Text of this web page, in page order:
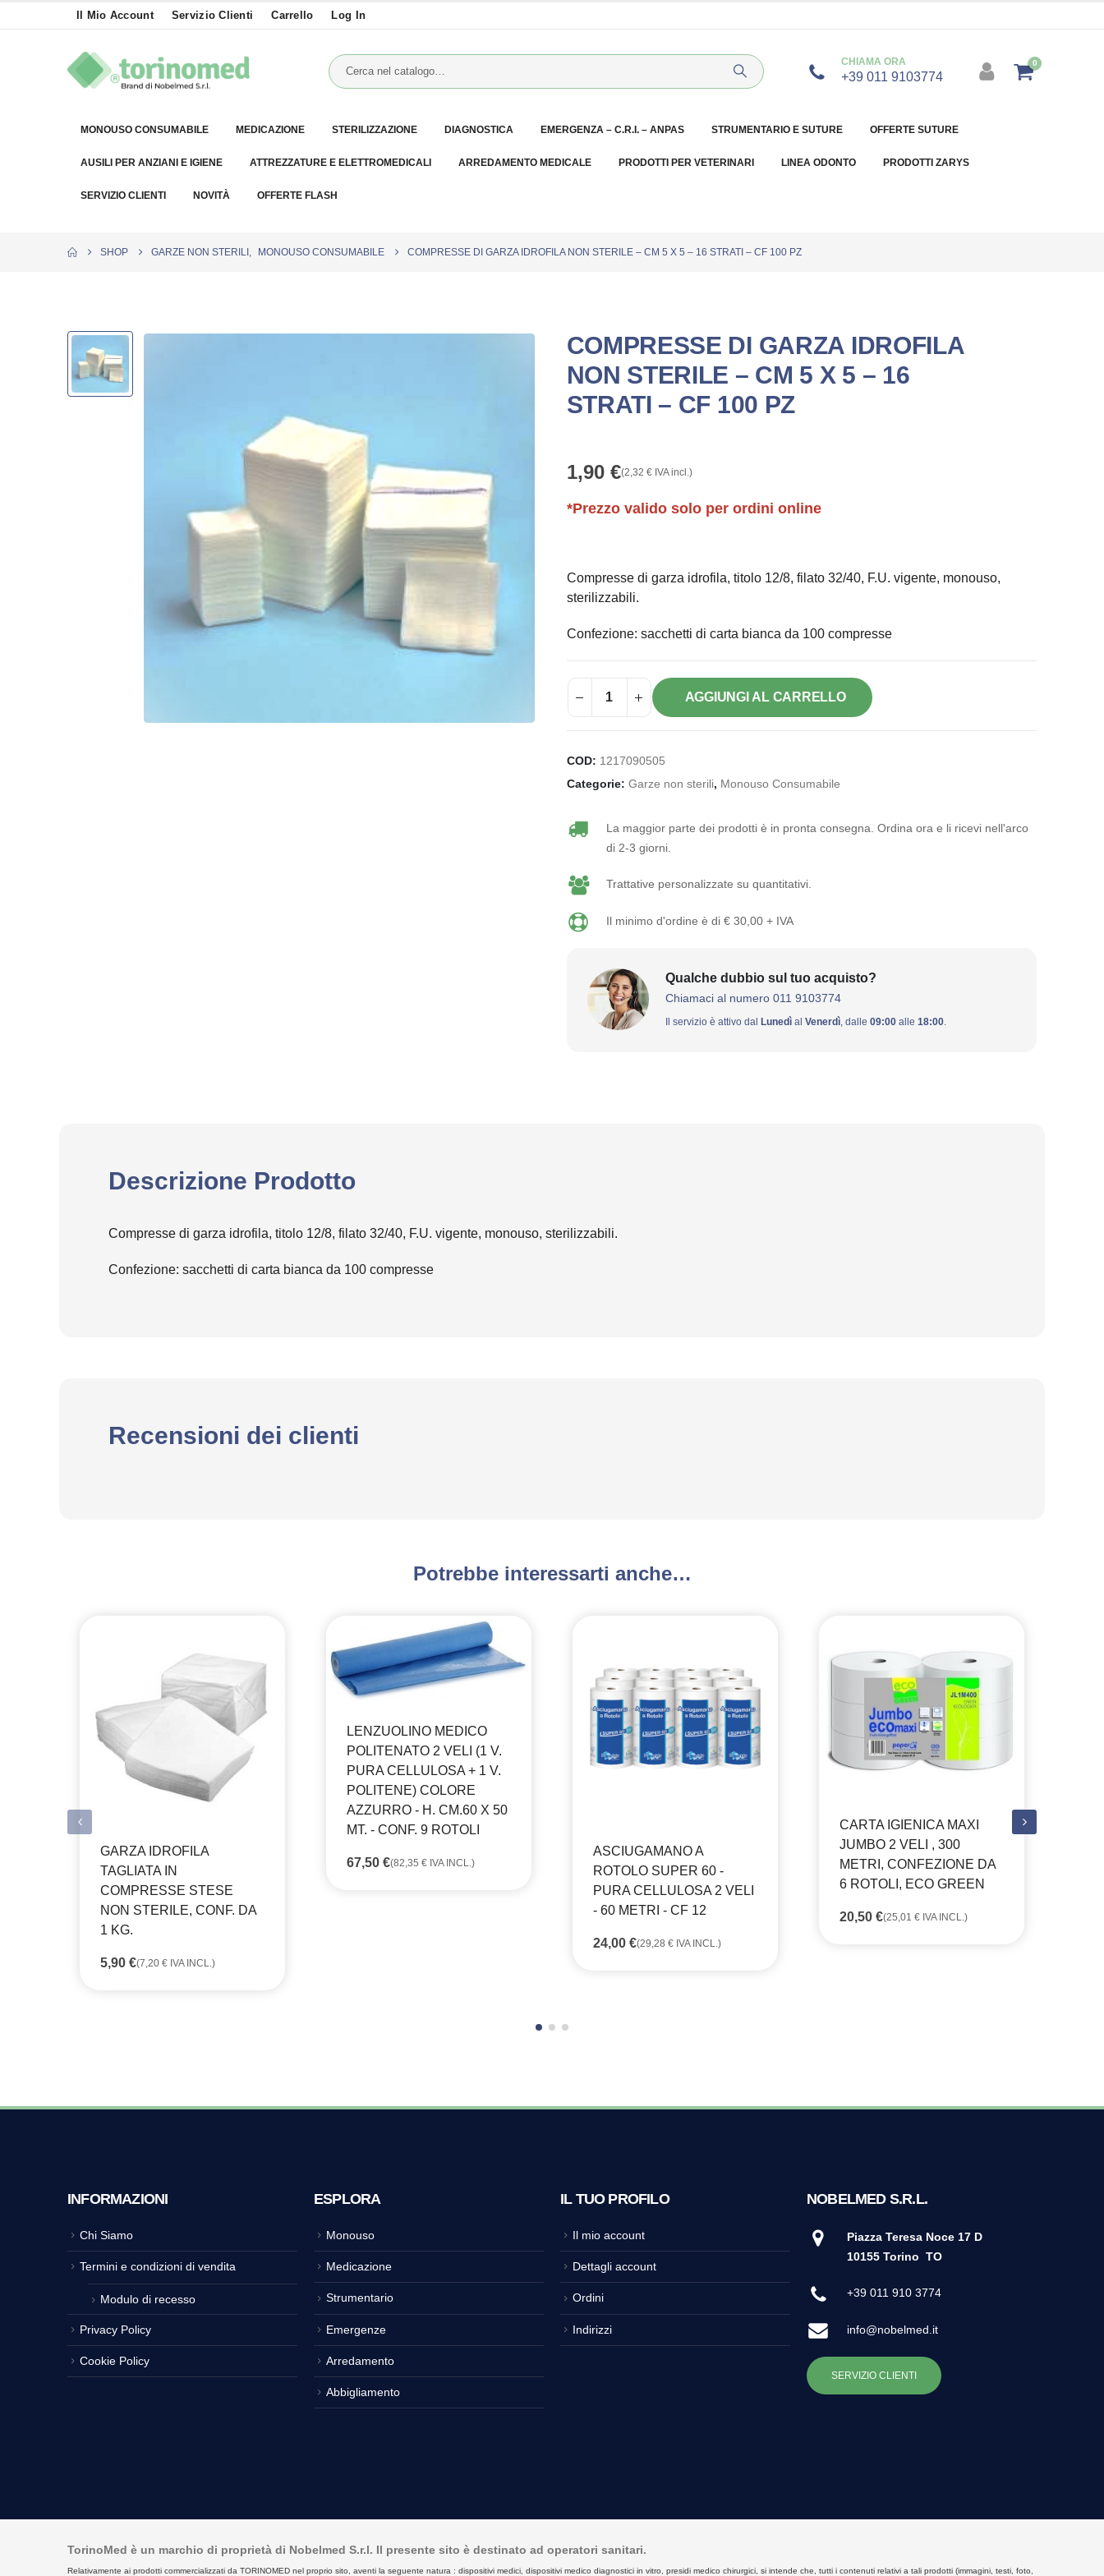
Il Mio Account Servizio Clienti Carrello Log In
CHIAMA ORA
+39 011 9103774
0
MONOUSO CONSUMABILE MEDICAZIONE STERILIZZAZIONE DIAGNOSTICA EMERGENZA – C.R.I. – ANPAS STRUMENTARIO E SUTURE OFFERTE SUTURE
AUSILI PER ANZIANI E IGIENE ATTREZZATURE E ELETTROMEDICALI ARREDAMENTO MEDICALE PRODOTTI PER VETERINARI LINEA ODONTO PRODOTTI ZARYS
SERVIZIO CLIENTI NOVITÀ OFFERTE FLASH
SHOP GARZE NON STERILI MONOUSO CONSUMABILE COMPRESSE DI GARZA IDROFILA NON STERILE – CM 5 X 5 – 16 STRATI – CF 100 PZ
COMPRESSE DI GARZA IDROFILA
NON STERILE – CM 5 X 5 – 16
STRATI – CF 100 PZ
1,90 €(2,32 €IVA incl.)
*Prezzo valido solo per ordini online
Compresse di garza idrofila, titolo 12/8, filato 32/40, F.U. vigente, monouso,
sterilizzabili.
Confezione: sacchetti di carta bianca da 100 compresse
AGGIUNGI AL CARRELLO
COD: 1217090505
Categorie: Garze non sterili, Monouso Consumabile
La maggior parte dei prodotti è in pronta consegna. Ordina ora e li ricevi nell'arco
di 2-3 giorni.
Trattative personalizzate su quantitativi.
Il minimo d'ordine è di € 30,00 + IVA
Qualche dubbio sul tuo acquisto?
Chiamaci al numero 011 9103774
Il servizio è attivo dal Lunedìal Venerdì, dalle 09:00alle 18:00.
Descrizione Prodotto
Compresse di garza idrofila, titolo 12/8, filato 32/40, F.U. vigente, monouso, sterilizzabili.
Confezione: sacchetti di carta bianca da 100 compresse
Recensioni dei clienti
Potrebbe interessarti anche…
GARZA IDROFILA
TAGLIATA IN
COMPRESSE STESE
NON STERILE, CONF. DA
1 KG.
5,90 €(7,20 € IVA INCL.)
LENZUOLINO MEDICO
POLITENATO 2 VELI (1 V.
PURA CELLULOSA + 1 V.
POLITENE) COLORE
AZZURRO - H. CM.60 X 50
MT. - CONF. 9 ROTOLI
67,50 €(82,35 € IVA INCL.)
ASCIUGAMANO A
ROTOLO SUPER 60 -
PURA CELLULOSA 2 VELI
- 60 METRI - CF 12
24,00 €(29,28 € IVA INCL.)
CARTA IGIENICA MAXI
JUMBO 2 VELI , 300
METRI, CONFEZIONE DA
6 ROTOLI, ECO GREEN
20,50 €(25,01 € IVA INCL.)
INFORMAZIONI
Chi Siamo
Termini e condizioni di vendita
Modulo di recesso
Privacy Policy
Cookie Policy
ESPLORA
Monouso
Medicazione
Strumentario
Emergenze
Arredamento
Abbigliamento
IL TUO PROFILO
Il mio account
Dettagli account
Ordini
Indirizzi
NOBELMED S.R.L.
Piazza Teresa Noce 17 D
10155 Torino TO
+39 011 910 3774
info@nobelmed.it
SERVIZIO CLIENTI
TorinoMed è un marchio di proprietà di Nobelmed S.r.l. Il presente sito è destinato ad operatori sanitari.
Relativamente ai prodotti commercializzati da TORINOMED nel proprio sito, aventi la seguente natura : dispositivi medici, dispositivi medico diagnostici in vitro, presidi medico chirurgici, si intende che, tutti i contenuti relativi a tali prodotti (immagini, testi, foto,